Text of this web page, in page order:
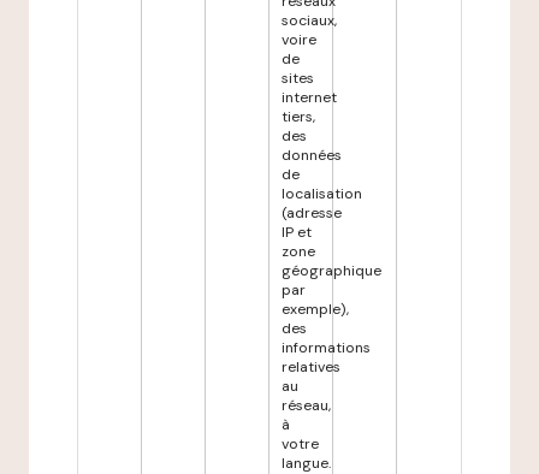
sociaux,
voire
de
sites
internet
tiers,
des
données
de
localisation
(adresse
IP et
zone
géographique
par
exemple),
des
informations
relatives
au
réseau,
à
votre
langue.